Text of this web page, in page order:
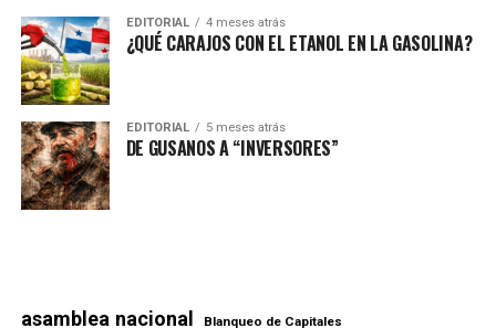
EDITORIAL 4 meses atrás
¿QUÉ CARAJOS CON EL ETANOL EN LA GASOLINA?
EDITORIAL 5 meses atrás
DE GUSANOS A “INVERSORES”
asamblea nacional Blanqueo de Capitales